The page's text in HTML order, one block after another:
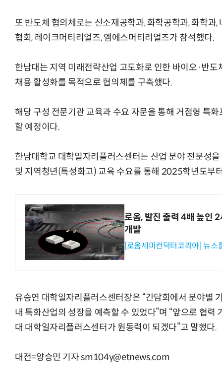
또 반도체 협의체로는 신소재공학과, 화학공학과, 화학과
협회, 레이크머티리얼즈, 엠에스머티리얼즈가 참석했다.
한남대는 지역 미래전략산업 고도화로 인한 바이오·반
채용 활성화를 목적으로 협의체를 구축했다.
해당 구성 전문기관 교육과 수요 자문을 통해 거점형 특
할 예정이다.
한남대학교 대학일자리플러스센터는 산업 분야 전문성
및 지역청년(특성화고) 교육 수요를 통해 2025학년도부
로옴, 발진 출력 4배 높인
개발
[로옴세미컨덕터코리아] 뉴스
유승연 대학일자리플러스센터장은 “간담회에서 분야별
내 특화산업의 성장을 예측할 수 있었다”며 “앞으로 협력
대 대학일자리플러스센터가 원동력이 되겠다”고 말했다.
대전=양승민 기자 sm104y@etnews.com